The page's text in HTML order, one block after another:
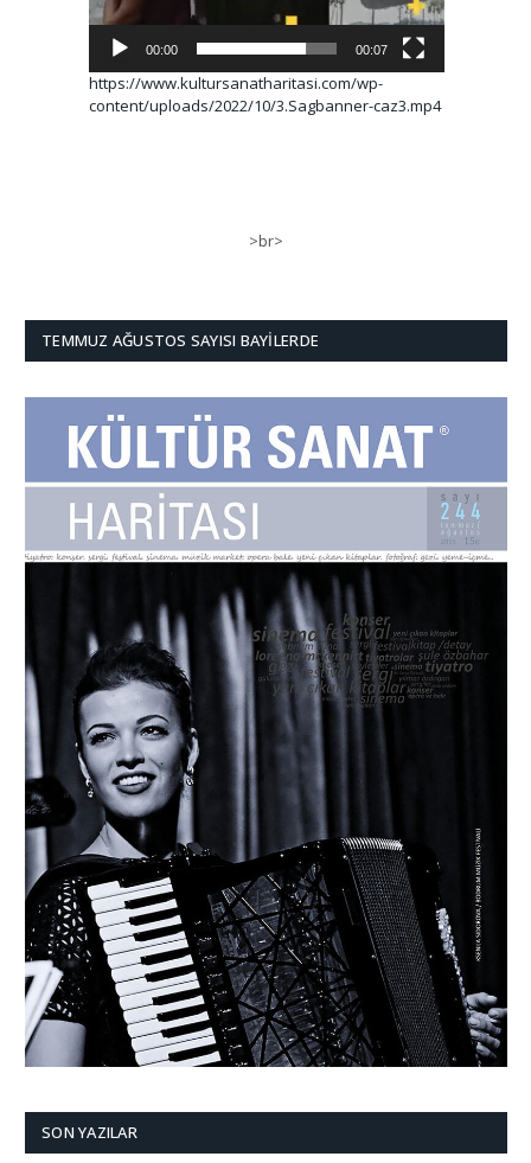
00:00 00:07
https://www.kultursanatharitasi.com/wp-
content/uploads/2022/10/3.Sagbanner-caz3.mp4
>br>
TEMMUZ AĞUSTOS SAYISI BAYILERDE
SON YAZILAR